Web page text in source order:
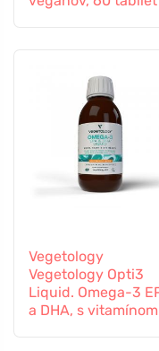
Vegetology
Vegetology Opti3
Liquid. Omega-3
a DHA, s vitamínom